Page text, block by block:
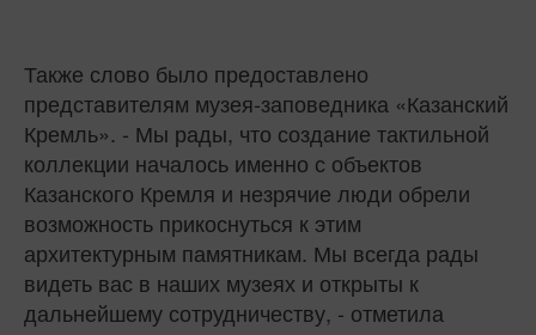
Также слово было предоставлено
представителям музея-заповедника «Казанский
Кремль». - Мы рады, что создание тактильной
коллекции началось именно с объектов
Казанского Кремля и незрячие люди обрели
возможность прикоснуться к этим
архитектурным памятникам. Мы всегда рады
видеть вас в наших музеях и открыты к
дальнейшему сотрудничеству, - отметила